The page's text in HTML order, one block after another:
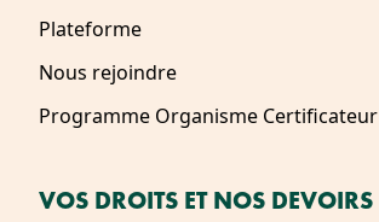
Plateforme
Nous rejoindre
Programme Organisme Certificateur
VOS DROITS ET NOS DEVOIRS